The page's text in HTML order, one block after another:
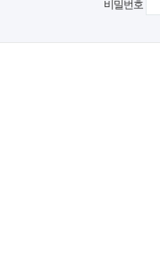
비밀번호